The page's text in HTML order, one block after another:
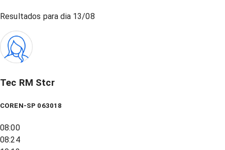
Resultados para dia 13/08
Tec RM Stcr
COREN-SP 063018
08:00
08:24